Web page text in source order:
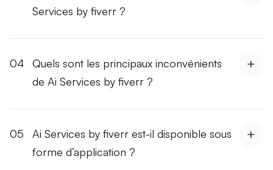
Services by fiverr ?
04
Quels sont les principaux inconvénients
de Ai Services by fiverr ?
05
Ai Services by fiverr est-il disponible sous
forme d’application ?